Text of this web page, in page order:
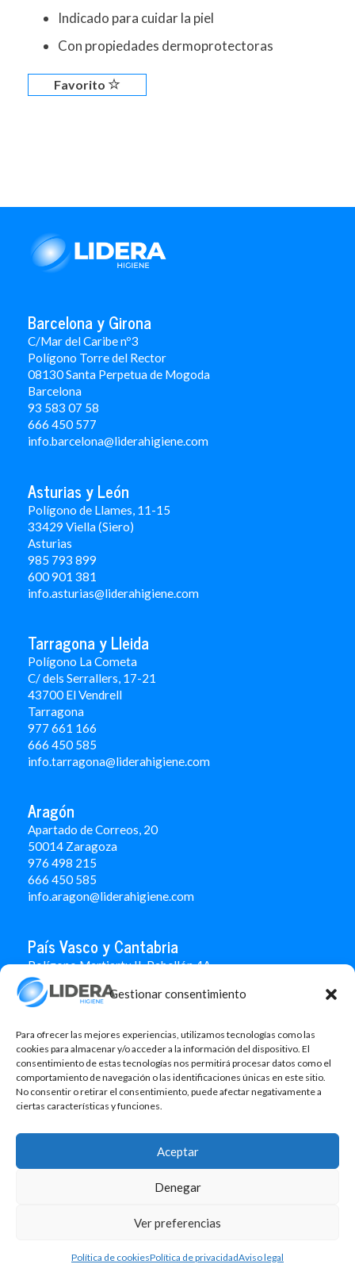
Gestionar consentimiento
Para ofrecer las mejores experiencias, utilizamos tecnologías como las
cookies para almacenar y/o acceder a la información del dispositivo. El
consentimiento de estas tecnologías nos permitirá procesar datos como el
comportamiento de navegación o las identificaciones únicas en este sitio.
No consentir o retirar el consentimiento, puede afectar negativamente a
ciertas características y funciones.
Aceptar
Denegar
Ver preferencias
Política de cookiesPolítica de privacidadAviso legal
Indicado para cuidar la piel
Con propiedades dermoprotectoras
Favorito
Barcelona y Girona
C/Mar del Caribe nº3
Polígono Torre del Rector
08130 Santa Perpetua de Mogoda
Barcelona
93 583 07 58
666 450 577
info.barcelona@liderahigiene.com
Asturias y León
Polígono de Llames, 11-15
33429 Viella (Siero)
Asturias
985 793 899
600 901 381
info.asturias@liderahigiene.com
Tarragona y Lleida
Polígono La Cometa
C/ dels Serrallers, 17-21
43700 El Vendrell
Tarragona
977 661 166
666 450 585
info.tarragona@liderahigiene.com
Aragón
Apartado de Correos, 20
50014 Zaragoza
976 498 215
666 450 585
info.aragon@liderahigiene.com
País Vasco y Cantabria
Polígono Martiartu II. Pabellón 4A
48480 Arrigorriaga
Bizkaia
666 451 184
info.paisvasco@liderahigiene.com
Linked In
©2026 Lidera Higiene, S.L. Todos los derechos reservados.